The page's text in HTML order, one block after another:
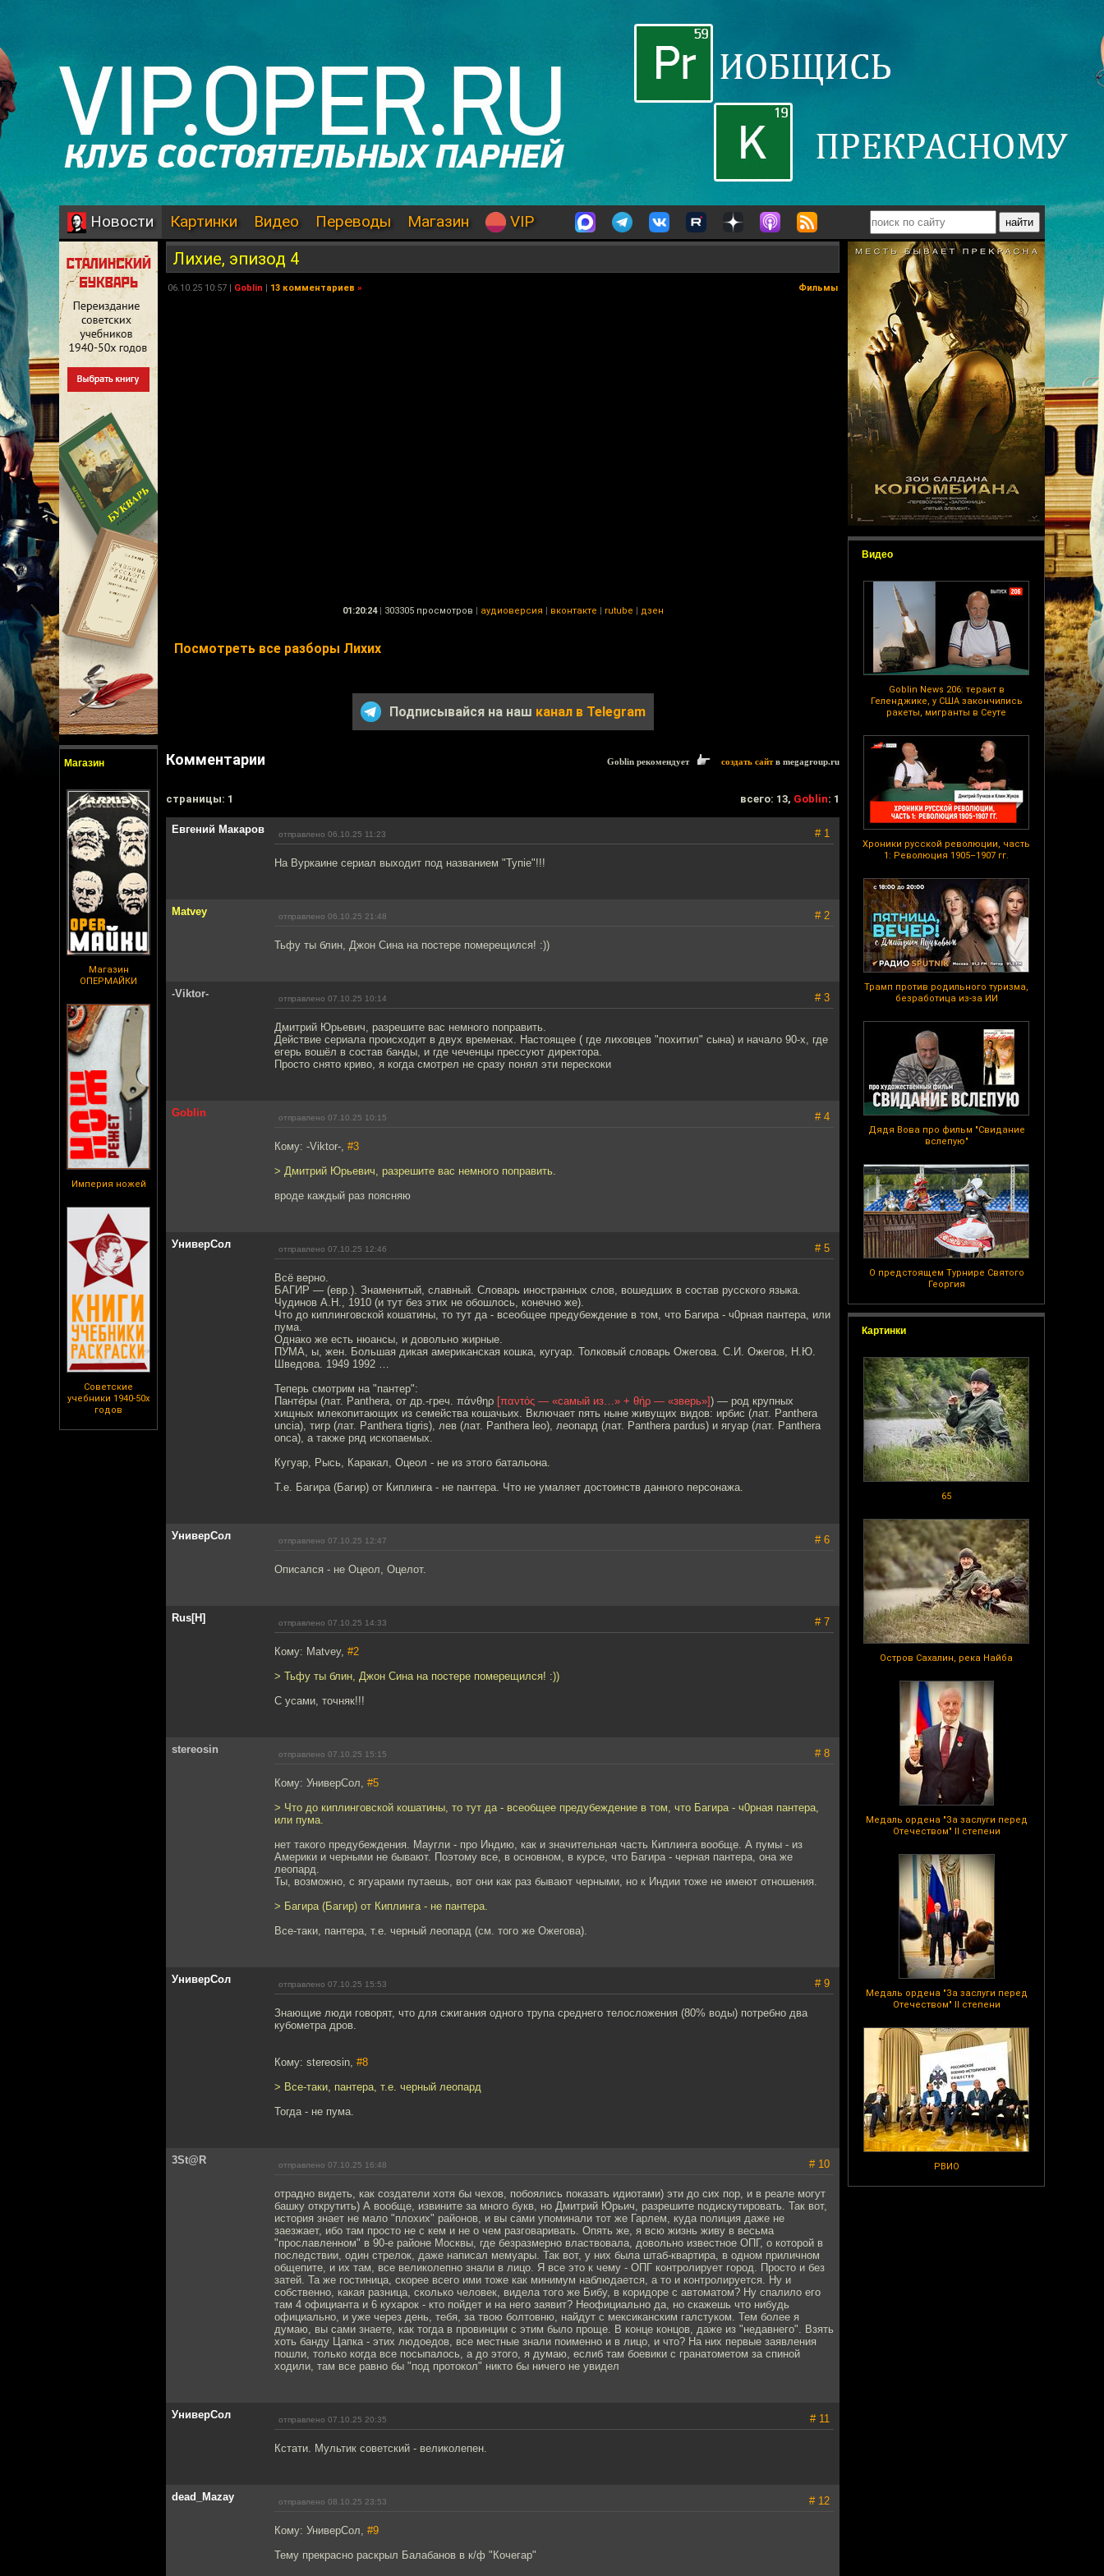
Новости Картинки Видео Переводы Магазин VIP
Магазин
Магазин
ОПЕРМАЙКИ
Империя ножей
Советские
учебники 1940-50х
годов
Видео
Goblin News 206: теракт в
Геленджике, у США закончились
ракеты, мигранты в Сеуте
Хроники русской революции, часть
1: Революция 1905–1907 гг.
Трамп против родильного туризма,
безработица из-за ИИ
Дядя Вова про фильм "Свидание
вслепую"
О предстоящем Турнире Святого
Георгия
Картинки
65
Остров Сахалин, река Найба
Медаль ордена "За заслуги перед
Отечеством" II степени
Медаль ордена "За заслуги перед
Отечеством" II степени
РВИО
Лихие, эпизод 4
06.10.25 10:57 | Goblin | 13 комментариев » Фильмы
01:20:24 | 303305 просмотров | аудиоверсия | вконтакте | rutube | дзен
Посмотреть все разборы Лихих
Подписывайся на наш канал в Telegram
Комментарии Goblin рекомендует создать сайтв megagroup.ru
cтраницы: 1 всего: 13, Goblin: 1
Евгений Макаров отправлено 06.10.25 11:23 # 1
На Вуркаине сериал выходит под названием "Тупie"!!!
Matvey отправлено 06.10.25 21:48 # 2
Тьфу ты блин, Джон Сина на постере померещился! :))
-Viktor- отправлено 07.10.25 10:14 # 3
Дмитрий Юрьевич, разрешите вас немного поправить.
Действие сериала происходит в двух временах. Настоящее ( где лиховцев "похитил" сына) и начало 90-х, где
егерь вошёл в состав банды, и где чеченцы прессуют директора.
Просто снято криво, я когда смотрел не сразу понял эти перескоки
Goblin отправлено 07.10.25 10:15 # 4
Кому: -Viktor-, #3
> Дмитрий Юрьевич, разрешите вас немного поправить.
вроде каждый раз поясняю
УниверСол отправлено 07.10.25 12:46 # 5
Всё верно.
БАГИР — (евр.). Знаменитый, славный. Словарь иностранных слов, вошедших в состав русского языка.
Чудинов А.Н., 1910 (и тут без этих не обошлось, конечно же).
Что до киплинговской кошатины, то тут да - всеобщее предубеждение в том, что Багира - ч0рная пантера, или
пума.
Однако же есть нюансы, и довольно жирные.
ПУМА, ы, жен. Большая дикая американская кошка, кугуар. Толковый словарь Ожегова. С.И. Ожегов, Н.Ю.
Шведова. 1949 1992 …
Теперь смотрим на "пантер":
Панте́ры (лат. Panthera, от др.-греч. πάνθηρ [παντός — «самый из…» + θήρ — «зверь»]) — род крупных
хищных млекопитающих из семейства кошачьих. Включает пять ныне живущих видов: ирбис (лат. Panthera
uncia), тигр (лат. Panthera tigris), лев (лат. Panthera leo), леопард (лат. Panthera pardus) и ягуар (лат. Panthera
onca), а также ряд ископаемых.
Кугуар, Рысь, Каракал, Оцеол - не из этого батальона.
Т.е. Багира (Багир) от Киплинга - не пантера. Что не умаляет достоинств данного персонажа.
УниверСол отправлено 07.10.25 12:47 # 6
Описался - не Оцеол, Оцелот.
Rus[H] отправлено 07.10.25 14:33 # 7
Кому: Matvey, #2
> Тьфу ты блин, Джон Сина на постере померещился! :))
С усами, точняк!!!
stereosin отправлено 07.10.25 15:15 # 8
Кому: УниверСол, #5
> Что до киплинговской кошатины, то тут да - всеобщее предубеждение в том, что Багира - ч0рная пантера,
или пума.
нет такого предубеждения. Маугли - про Индию, как и значительная часть Киплинга вообще. А пумы - из
Америки и черными не бывают. Поэтому все, в основном, в курсе, что Багира - черная пантера, она же
леопард.
Ты, возможно, с ягуарами путаешь, вот они как раз бывают черными, но к Индии тоже не имеют отношения.
> Багира (Багир) от Киплинга - не пантера.
Все-таки, пантера, т.е. черный леопард (см. того же Ожегова).
УниверСол отправлено 07.10.25 15:53 # 9
Знающие люди говорят, что для сжигания одного трупа среднего телосложения (80% воды) потребно два
кубометра дров.
Кому: stereosin, #8
> Все-таки, пантера, т.е. черный леопард
Тогда - не пума.
3St@R отправлено 07.10.25 16:48 # 10
отрадно видеть, как создатели хотя бы чехов, побоялись показать идиотами) эти до сих пор, и в реале могут
башку открутить) А вообще, извините за много букв, но Дмитрий Юрьич, разрешите подискутировать. Так вот,
история знает не мало "плохих" районов, и вы сами упоминали тот же Гарлем, куда полиция даже не
заезжает, ибо там просто не с кем и не о чем разговаривать. Опять же, я всю жизнь живу в весьма
"прославленном" в 90-е районе Москвы, где безразмерно властвовала, довольно известное ОПГ, о которой в
последствии, один стрелок, даже написал мемуары. Так вот, у них была штаб-квартира, в одном приличном
общепите, и их там, все великолепно знали в лицо. Я все это к чему - ОПГ контролирует город. Просто и без
затей. Та же гостиница, скорее всего ими тоже как минимум наблюдается, а то и контролируется. Ну и
собственно, какая разница, сколько человек, видела того же Бибу, в коридоре с автоматом? Ну спалило его
там 4 официанта и 6 кухарок - кто пойдет и на него заявит? Неофициально да, но скажешь что нибудь
официально, и уже через день, тебя, за твою болтовню, найдут с мексиканским галстуком. Тем более я
думаю, вы сами знаете, как тогда в провинции с этим было проще. В конце концов, даже из "недавнего". Взять
хоть банду Цапка - этих людоедов, все местные знали поименно и в лицо, и что? На них первые заявления
пошли, только когда все посыпалось, а до этого, я думаю, еслиб там боевики с гранатометом за спиной
ходили, там все равно бы "под протокол" никто бы ничего не увидел
УниверСол отправлено 07.10.25 20:35 # 11
Кстати. Мультик советский - великолепен.
dead_Mazay отправлено 08.10.25 23:53 # 12
Кому: УниверСол, #9
Тему прекрасно раскрыл Балабанов в к/ф "Кочегар"